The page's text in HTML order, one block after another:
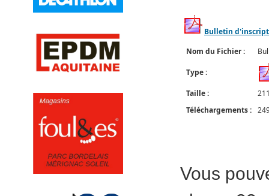
Bulletin
Nom du Fichier :
Type :
Taille :
Téléchargements :
Vous